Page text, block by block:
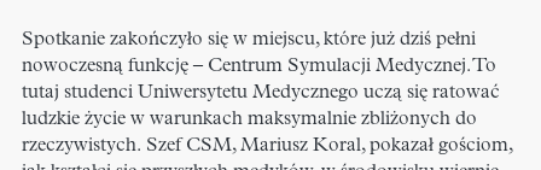
Spotkanie zakończyło się w miejscu, które już dziś pełni
nowoczesną funkcję – Centrum Symulacji Medycznej. To
tutaj studenci Uniwersytetu Medycznego uczą się ratować
ludzkie życie w warunkach maksymalnie zbliżonych do
rzeczywistych. Szef CSM, Mariusz Koral, pokazał gościom,